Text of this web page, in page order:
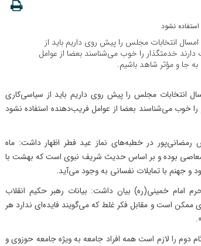
انتخابات مجلس را پیش روی داریم باید از
خدمتگذار را خوب می‌شناسند بعضا از عوامل
جا و مؤثر شاهد باشیم.
انتخابات مجلس را پیش روی داریم باید از سیاسی‌کاری
خوب می‌شناسند بعضا از عوامل فریب‌دهنده استفاده نشود
رمضانی‌پور در خطبه‌های نماز عید فطر اظهار داشت: ماه
معاصی بوده و بر اساس حدیث شریف نبوی است که بهشت با
و جهنم با تمایلات نفسانی به وجود می‌آید.
امام خمینی(ره) بیان داشت: بیانات رهبر حکیم انقلاب
است و مقابل فکر غلط که می‌گویند فایده‌ای ندارد هر
دوم را لازم است همه افراد جامعه به ویژه جامعه حوزوی و